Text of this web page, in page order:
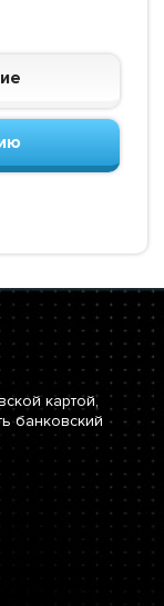
картой,
банковский